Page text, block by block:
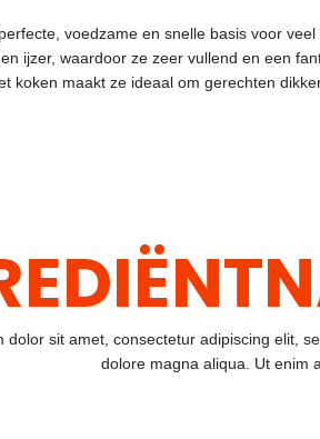
voedzame en snelle basis voor
ijzer, waardoor ze zeer vullend en een
koken maakt ze ideaal om gerechten
dolor sit amet, consectetur adipiscing elit,
dolore magna aliqua. Ut enim